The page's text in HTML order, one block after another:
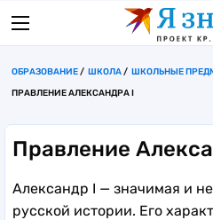
ОБРАЗОВАНИЕ ШКОЛА ШКОЛЬНЫЕ
ПРАВЛЕНИЕ АЛЕКСАНДРА I
Правление
Александр I — значимая и
русской истории. Его